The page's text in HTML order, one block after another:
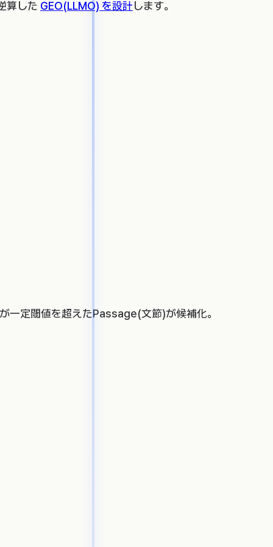
算した GEO(LLMO) を設計します。
一定閾値を超えたPassage(文節)が候補化。